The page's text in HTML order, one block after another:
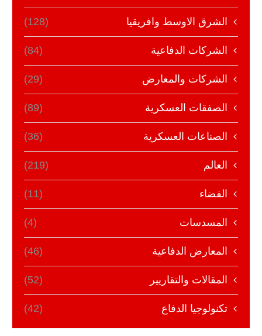
الشرق الاوسط وافريقيا (128)
الشركات الدفاعية (84)
الشركات والمعارض (29)
الصفقات العسكرية (89)
الصناعات العسكرية (36)
العالم (219)
الفضاء (11)
المسدسات (4)
المعارض الدفاعية (46)
المقالات والتقاريير (52)
تكنولوجيا الدفاع (42)